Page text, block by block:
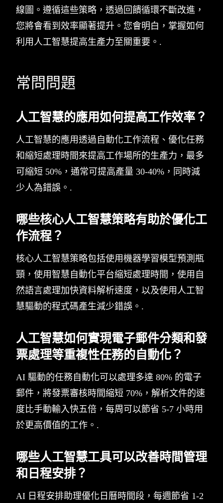
線圖。遵循這些策略，透過回饋循環不斷改進，
您將會看到效率顯著提升。您會明白，掌握如何
利用人工智慧提高生產力至關重要。.
常問問題
人工智慧的應用如何提高工作效率？
人工智慧的應用透過自動化工作流程、優化任務
和縮短處理時間來提高工作場所的生產力，最多
可縮短 50%，通常可提高產量 30-40%，同時減
少人為錯誤。.
哪些核心人工智慧策略有助於優化工
作流程？
核心人工智慧策略包括使用機器學習模型預測瓶
頸，使用智慧自動化平台縮短處理時間，使用自
然語言處理加快資料解析速度，以及使用人工智
慧驅動的程式碼產生減少錯誤。.
人工智慧如何實現電子郵件分類和發
票處理等重複性任務的自動化？
AI 驅動的任務自動化可以處理多達 80% 的電子
郵件，將發票審核時間縮短 70%，解析文件的速
度比手動輸入快五倍，每周可以節省 5-7 小時用
於更高價值的工作。.
哪些人工智慧工具可以改善時間管理
和日程安排？
AI 日程安排助理優化日曆時間段，每週節省 1-2